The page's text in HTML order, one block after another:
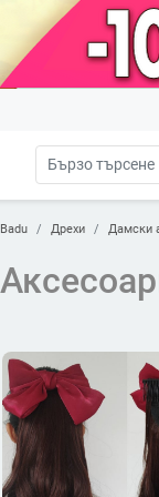
Badu Дрехи Дамски